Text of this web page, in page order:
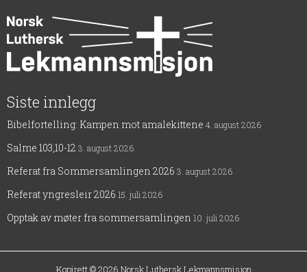
Siste innlegg
Bibelfortelling: Kampen mot amalekittene 4. august 2026
Salme 103,10-12 3. august 2026
Referat fra Sommersamlingen 2026 3. august 2026
Referat yngresleir 2026 15. juli 2026
Opptak av møter fra sommersamlingen 10. juli 2026
Kopirett © 2026 Norsk Luthersk Lekmannsmisjon